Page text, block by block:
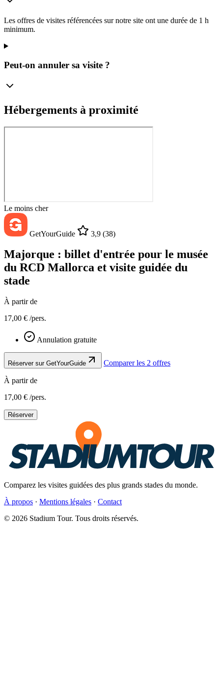
Les offres de visites référencées sur notre site ont une durée de 1 h
minimum.
Peut-on annuler sa visite ?
Hébergements à proximité
Le moins cher
GetYourGuide 3,9 (38)
Majorque : billet d'entrée pour le musée
du RCD Mallorca et visite guidée du
stade
À partir de
17,00 € /pers.
Annulation gratuite
Réserver sur GetYourGuide Comparer les 2 offres
À partir de
17,00 € /pers.
Réserver
Comparez les visites guidées des plus grands stades du monde.
À propos · Mentions légales · Contact
© 2026 Stadium Tour. Tous droits réservés.